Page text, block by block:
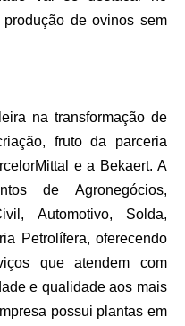
de ovinos sem
na transformação de
fruto da parceria
e a Bekaert. A
de Agronegócios,
Automotivo, Solda,
Petrolífera, oferecendo
que atendem com
e qualidade aos mais
possui plantas em